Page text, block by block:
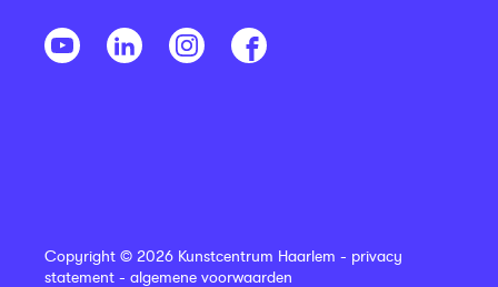
Copyright © 2026 Kunstcentrum Haarlem - privacy
statement - algemene voorwaarden